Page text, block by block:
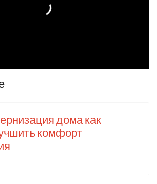
дома как
комфорт